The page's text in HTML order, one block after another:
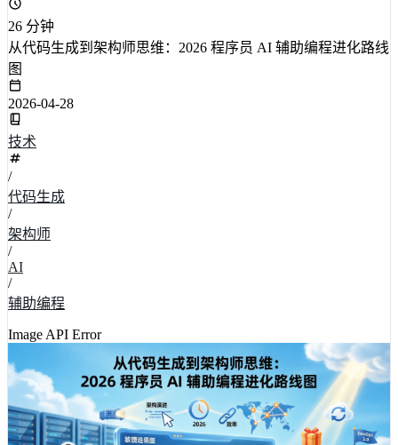
26 分钟
从代码生成到架构师思维：2026 程序员 AI 辅助编程进化路线
图
2026-04-28
技术
/
代码生成
/
架构师
/
AI
/
辅助编程
Image API Error